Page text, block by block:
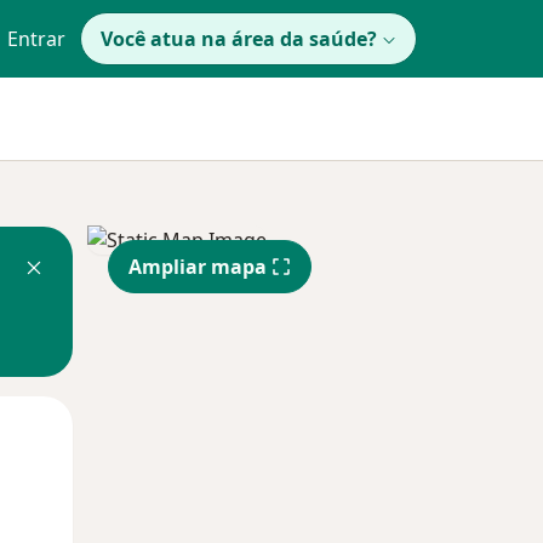
Entrar Você atua na área da saúde?
Ampliar mapa